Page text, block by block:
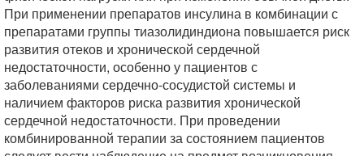
При применении препаратов инсулина в комбинации с
препаратами группы тиазолидиндиона повышается риск
развития отеков и хронической сердечной
недостаточности, особенно у пациентов с
заболеваниями сердечно-сосудистой системы и
наличием факторов риска развития хронической
сердечной недостаточности. При проведении
комбинированной терапии за состоянием пациентов